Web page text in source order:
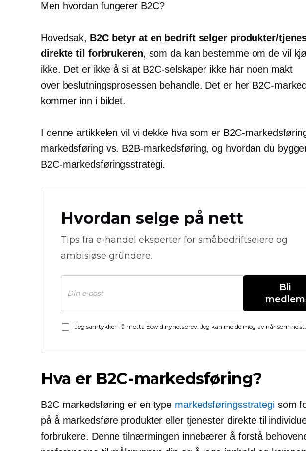
Men hvordan fungerer B2C?
Hovedsak, B2C betyr at en bedrift selger produkter/
direkte til forbrukeren, som da kan bestemme om de vil
ikke. Det er ikke å si at B2C-selskaper ikke har noen makt
over beslutningsprosessen behandle. Det er her B2C-
kommer inn i bildet.
I denne artikkelen vil vi dekke hva som er B2C-
markedsføring vs. B2B-markedsføring, og hvordan du
B2C-markedsføringsstrategi.
Hvordan selge på nett
Tips fra e-handel eksperter for småbedriftseiere og
ambisiøse gründere.
Bli
Jeg samtykker i å motta Ecwid nyhetsbrev. Jeg kan melde meg av når som helst.
Hva er B2C-markedsføring?
B2C markedsføring er en type markedsføringsstrategisom
på å markedsføre produkter eller tjenester direkte til
forbrukere. Denne tilnærmingen innebærer å forstå